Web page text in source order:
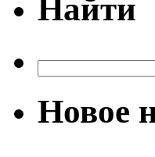
Найти
Новое